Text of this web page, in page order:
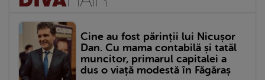
Cine au fost părinții lui Nicușor
Dan. Cu mama contabilă și tatăl
muncitor, primarul capitalei a
dus o viață modestă în Făgăraș